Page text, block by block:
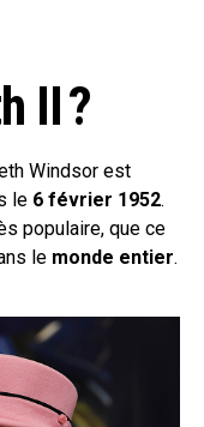
II ?
Windsor est
le 6 février 1952.
populaire, que ce
le monde entier.